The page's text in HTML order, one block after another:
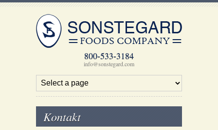
800-533-3184
info@sonstegard.com
Kontakt